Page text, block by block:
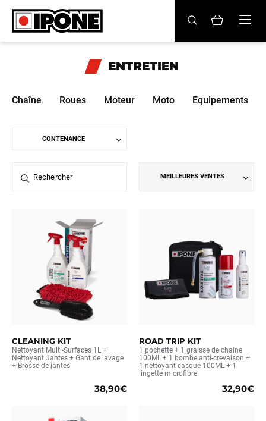
Ipone
HUILES MOTEUR
LA MARQUE
Compte
FR EN
ENTRETIEN
Chaîne Roues Moteur Moto Equipements
MEILLEURES VENTES
CLEANING KIT
Nettoyant Multi-Surfaces 1L +
Nettoyant Jantes + Gant de lavage
+ Brosse de jantes
38,90€
ROAD TRIP KIT
1 pochette + 1 graisse de chaine
100ML + 1 bombe anti-crevaison +
1 nettoyant casque 100ML + 1
lingette microfibre
32,90€